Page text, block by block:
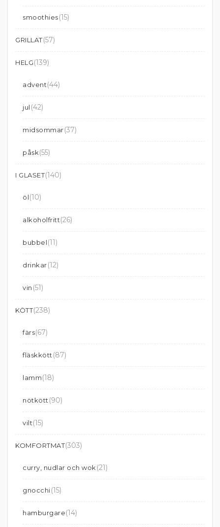
smoothies(15)
GRILLAT(57)
HELG(139)
advent(44)
jul (42)
midsommar(37)
påsk(55)
I GLASET(140)
öl(10)
alkoholfritt(26)
bubbel(11)
drinkar(12)
vin (51)
KÖTT(238)
färs(67)
fläskkött (87)
lamm(18)
nötkött (90)
vilt(15)
KOMFORTMAT(303)
curry, nudlar och wok (21)
gnocchi(15)
hamburgare(14)